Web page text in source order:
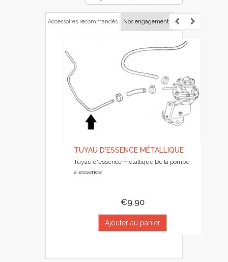
Accessoires recommandés Nos engagements
TUYAU D'ESSENCE MÉTALLIQUE
Tuyau d'essence métallique De la pompe
à essence
€9.90
Ajouter au panier